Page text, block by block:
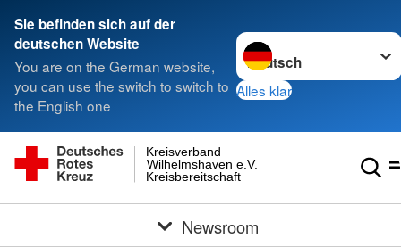
Sie befinden sich auf der
deutschen Website
You are on the German website,
you can use the switch to switch to
the English one
Sprache wechseln zu
Alles klar
Kreisbereitschaft
Wilhelmshaven e.V.
Kreisverband
Newsroom